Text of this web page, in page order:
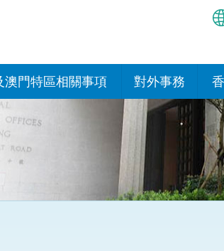
澳門特區相關事項
安排
地相互認可和執行民
判決的安排
更緊密經貿關係的安
對外事務
國際政府機構
處或運作
多邊協定
其他協定